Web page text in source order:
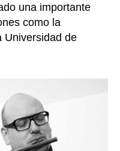
una importante
como la
Universidad de